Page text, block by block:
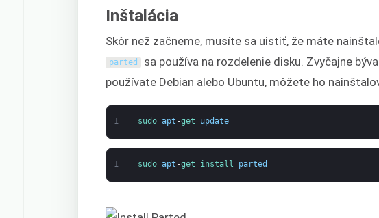
Inštalácia
Skôr než začneme, musíte sa uistiť, že máte
parted sa používa na rozdelenie disku. Zvyčajne
používate Debian alebo Ubuntu, môžete ho
1 sudo apt -get update
1 sudo apt -get install parted